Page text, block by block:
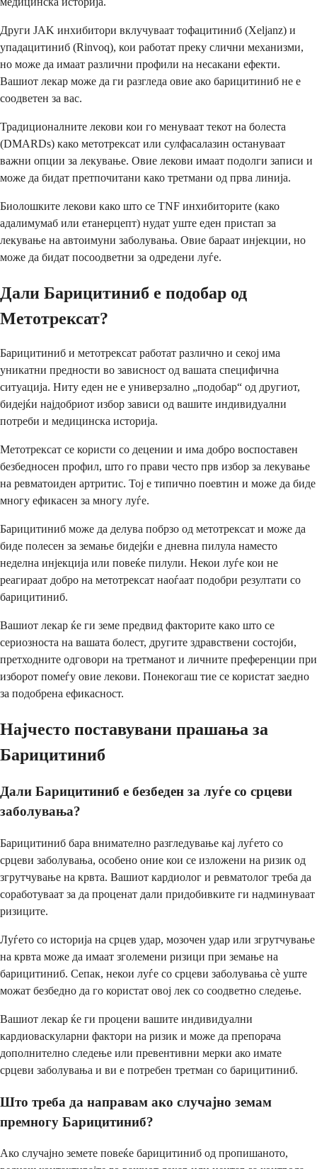
Други JAK инхибитори вклучуваат тофацитиниб (Xeljanz) и
упадацитиниб (Rinvoq), кои работат преку слични механизми,
но може да имаат различни профили на несакани ефекти.
Вашиот лекар може да ги разгледа овие ако барицитиниб не е
соодветен за вас.
Традиционалните лекови кои го менуваат текот на болеста
(DMARDs) како метотрексат или сулфасалазин остануваат
важни опции за лекување. Овие лекови имаат подолги записи и
може да бидат претпочитани како третмани од прва линија.
Биолошките лекови како што се TNF инхибиторите (како
адалимумаб или етанерцепт) нудат уште еден пристап за
лекување на автоимуни заболувања. Овие бараат инјекции, но
може да бидат посоодветни за одредени луѓе.
Дали Барицитиниб е подобар од
Метотрексат?
Барицитиниб и метотрексат работат различно и секој има
уникатни предности во зависност од вашата специфична
ситуација. Ниту еден не е универзално „подобар“ од другиот,
бидејќи најдобриот избор зависи од вашите индивидуални
потреби и медицинска историја.
Метотрексат се користи со децении и има добро воспоставен
безбедносен профил, што го прави често прв избор за лекување
на ревматоиден артритис. Тој е типично поевтин и може да биде
многу ефикасен за многу луѓе.
Барицитиниб може да делува побрзо од метотрексат и може да
биде полесен за земање бидејќи е дневна пилула наместо
неделна инјекција или повеќе пилули. Некои луѓе кои не
реагираат добро на метотрексат наоѓаат подобри резултати со
барицитиниб.
Вашиот лекар ќе ги земе предвид факторите како што се
сериозноста на вашата болест, другите здравствени состојби,
претходните одговори на третманот и личните преференции при
изборот помеѓу овие лекови. Понекогаш тие се користат заедно
за подобрена ефикасност.
Најчесто поставувани прашања за
Барицитиниб
Дали Барицитиниб е безбеден за луѓе со срцеви
заболувања?
Барицитиниб бара внимателно разгледување кај луѓето со
срцеви заболувања, особено оние кои се изложени на ризик од
згрутчување на крвта. Вашиот кардиолог и ревматолог треба да
соработуваат за да проценат дали придобивките ги надминуваат
ризиците.
Луѓето со историја на срцев удар, мозочен удар или згрутчување
на крвта може да имаат зголемени ризици при земање на
барицитиниб. Сепак, некои луѓе со срцеви заболувања сè уште
можат безбедно да го користат овој лек со соодветно следење.
Вашиот лекар ќе ги процени вашите индивидуални
кардиоваскуларни фактори на ризик и може да препорача
дополнително следење или превентивни мерки ако имате
срцеви заболувања и ви е потребен третман со барицитиниб.
Што треба да направам ако случајно земам
премногу Барицитиниб?
Ако случајно земете повеќе барицитиниб од пропишаното,